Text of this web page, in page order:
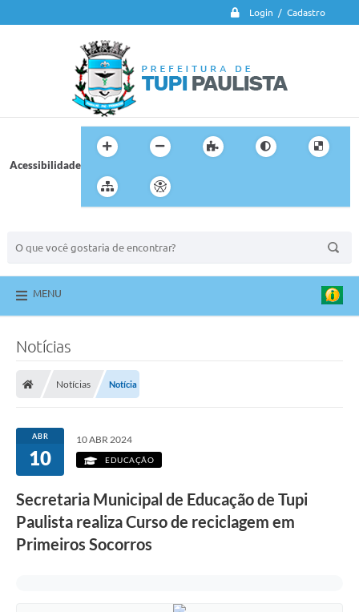
Login / Cadastro
Acessibilidade
MENU
Notícias
Notícias Notícia
ABR
10
10 ABR 2024
EDUCAÇÃO
Secretaria Municipal de Educação de Tupi
Paulista realiza Curso de reciclagem em
Primeiros Socorros